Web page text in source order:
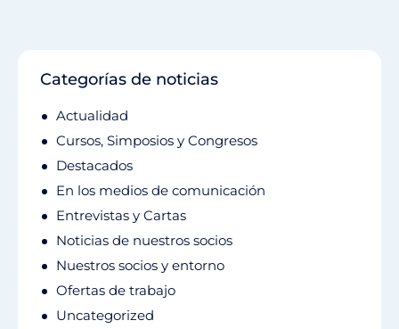
Categorías de noticias
Actualidad
Cursos, Simposios y Congresos
Destacados
En los medios de comunicación
Entrevistas y Cartas
Noticias de nuestros socios
Nuestros socios y entorno
Ofertas de trabajo
Uncategorized